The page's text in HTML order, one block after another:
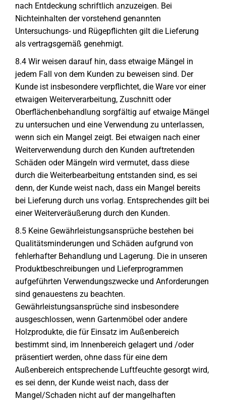
nach Entdeckung schriftlich anzuzeigen. Bei
Nichteinhalten der vorstehend genannten
Untersuchungs- und Rügepflichten gilt die Lieferung
als vertragsgemäß genehmigt.
8.4 Wir weisen darauf hin, dass etwaige Mängel in
jedem Fall von dem Kunden zu beweisen sind. Der
Kunde ist insbesondere verpflichtet, die Ware vor einer
etwaigen Weiterverarbeitung, Zuschnitt oder
Oberflächenbehandlung sorgfältig auf etwaige Mängel
zu untersuchen und eine Verwendung zu unterlassen,
wenn sich ein Mangel zeigt. Bei etwaigen nach einer
Weiterverwendung durch den Kunden auftretenden
Schäden oder Mängeln wird vermutet, dass diese
durch die Weiterbearbeitung entstanden sind, es sei
denn, der Kunde weist nach, dass ein Mangel bereits
bei Lieferung durch uns vorlag. Entsprechendes gilt bei
einer Weiterveräußerung durch den Kunden.
8.5 Keine Gewährleistungsansprüche bestehen bei
Qualitätsminderungen und Schäden aufgrund von
fehlerhafter Behandlung und Lagerung. Die in unseren
Produktbeschreibungen und Lieferprogrammen
aufgeführten Verwendungszwecke und Anforderungen
sind genauestens zu beachten.
Gewährleistungsansprüche sind insbesondere
ausgeschlossen, wenn Gartenmöbel oder andere
Holzprodukte, die für Einsatz im Außenbereich
bestimmt sind, im Innenbereich gelagert und /oder
präsentiert werden, ohne dass für eine dem
Außenbereich entsprechende Luftfeuchte gesorgt wird,
es sei denn, der Kunde weist nach, dass der
Mangel/Schaden nicht auf der mangelhaften